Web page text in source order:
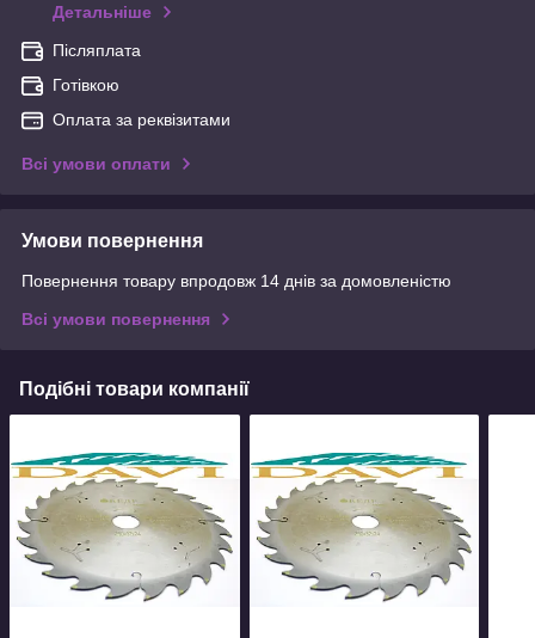
Детальніше
Післяплата
Готівкою
Оплата за реквізитами
Всі умови оплати
Умови повернення
Повернення товару впродовж 14 днів за домовленістю
Всі умови повернення
Подібні товари компанії